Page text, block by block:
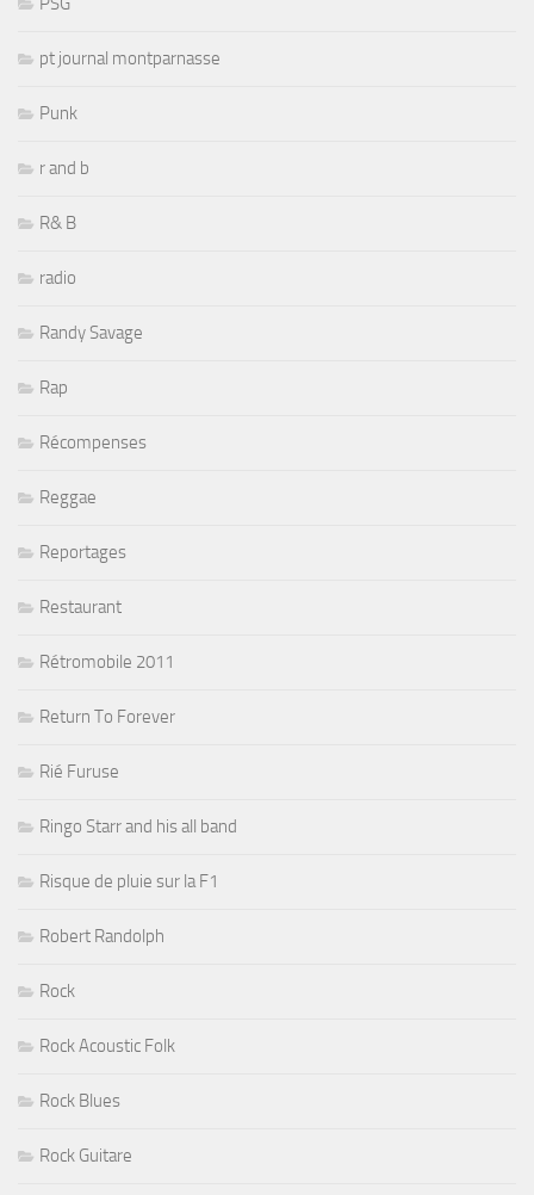
pt journal montparnasse
Punk
r and b
R& B
radio
Randy Savage
Rap
Récompenses
Reggae
Reportages
Restaurant
Rétromobile 2011
Return To Forever
Rié Furuse
Ringo Starr and his all band
Risque de pluie sur la F1
Robert Randolph
Rock
Rock Acoustic Folk
Rock Blues
Rock Guitare